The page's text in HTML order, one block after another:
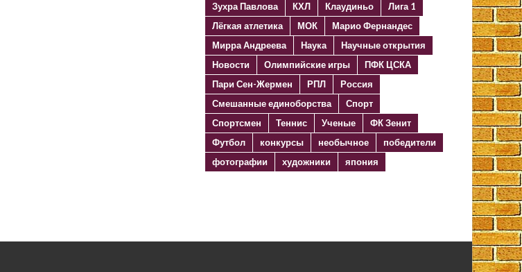
Зухра Павлова
КХЛ Клаудиньо
Лига 1
Лёгкая атлетика
МОК
Марио Фернандес
Мирра Андреева
Наука
Научные открытия
Новости
Олимпийские игры
ПФК ЦСКА
Пари Сен-Жермен
РПЛ
Россия
Смешанные единоборства
Спорт
Спортсмен
Теннис Ученые
ФК Зенит
Футбол
конкурсы необычное
победители
фотографии
художники япония